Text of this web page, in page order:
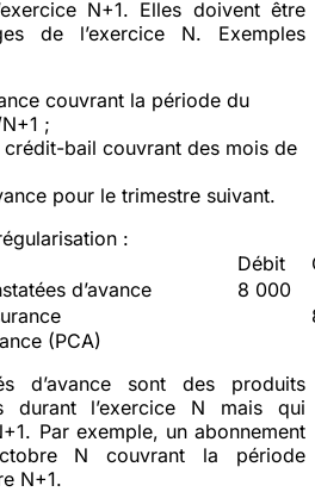
N+1. Elles doivent être
de l’exercice N. Exemples
couvrant la période du
;
crédit-bail couvrant des mois de
pour le trimestre suivant.
:
Débit
d’avance
8 000
(PCA)
d’avance sont des produits
durant l’exercice N mais qui
Par exemple, un abonnement
N couvrant la période
N+1.